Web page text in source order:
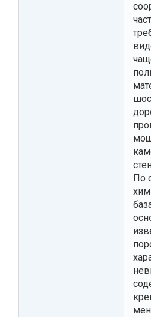
По